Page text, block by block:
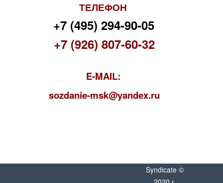
ТЕЛЕФОН
+7 (495) 294-90-05
+7 (926) 807-60-32
E-MAIL:
sozdanie-msk@yandex.ru
Syndicate ©